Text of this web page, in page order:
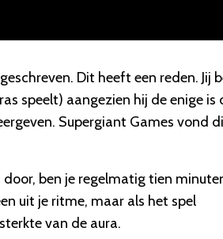
Dit heeft een reden. Jij
speelt) aangezien hij de enige is
Supergiant Games vond
ben je regelmatig tien
uit je ritme, maar als het spel
van de aura.